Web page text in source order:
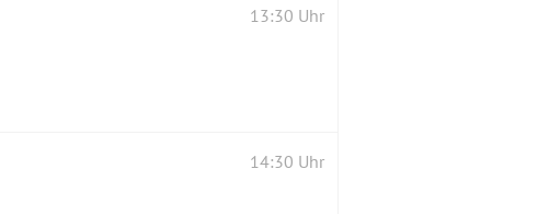
13:30 Uhr
14:30 Uhr